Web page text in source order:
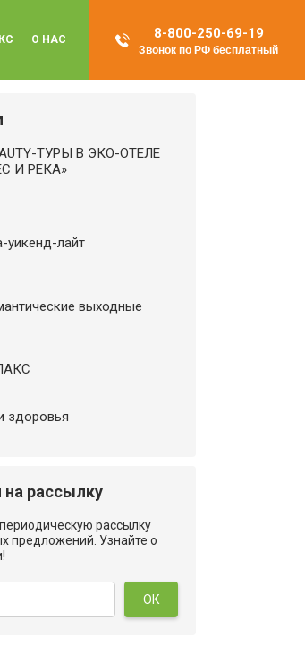
О НАС 8-800-250-69-19
Звонок по РФ бесплатный
ТУРЫ В ЭКО-ОТЕЛЕ
И РЕКА»
уикенд-лайт
выходные
здоровья
на рассылку
рассылку
предложений. Узнайте о
ОК